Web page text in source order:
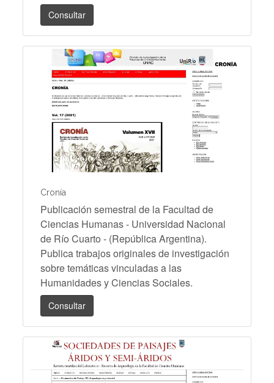
Consultar
Cronía
Publicación semestral de la Facultad de
Ciencias Humanas - Universidad Nacional
de Río Cuarto - (República Argentina).
Publica trabajos originales de investigación
sobre temáticas vinculadas a las
Humanidades y Ciencias Sociales.
Consultar